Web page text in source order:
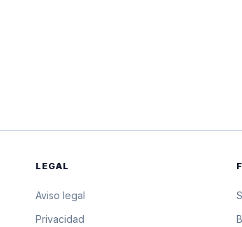
$24.370,74 243.707,4
LEGAL
Aviso legal
Privacidad